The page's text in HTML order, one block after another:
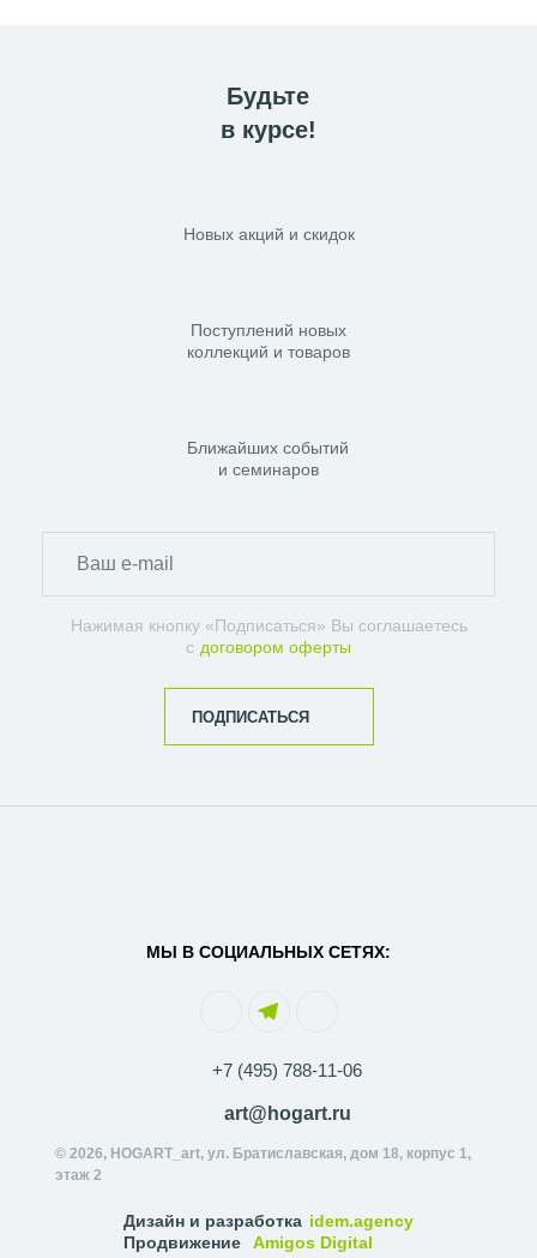
Будьте
в курсе!
Новых акций и скидок
Поступлений новых
коллекций и товаров
Ближайших событий
и семинаров
Нажимая кнопку «Подписаться» Вы соглашаетесь
с договором оферты
ПОДПИСАТЬСЯ
МЫ В СОЦИАЛЬНЫХ СЕТЯХ:
+7 (495) 788-11-06
art@hogart.ru
© 2026, HOGART_art, ул. Братиславская, дом 18, корпус 1,
этаж 2
Дизайн и разработка idem.agency
Продвижение
Amigos Digital